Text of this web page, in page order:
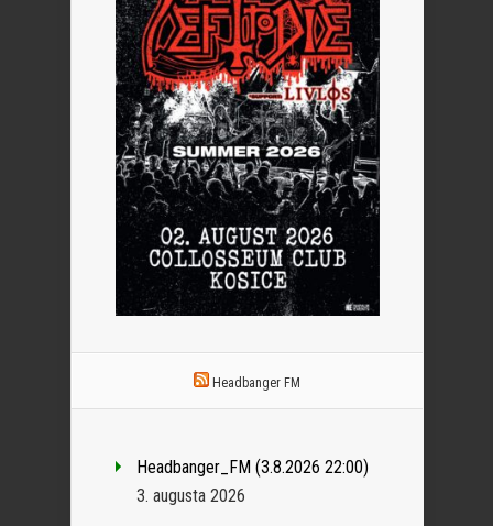
Headbanger FM
Headbanger_FM (3.8.2026 22:00)
3. augusta 2026